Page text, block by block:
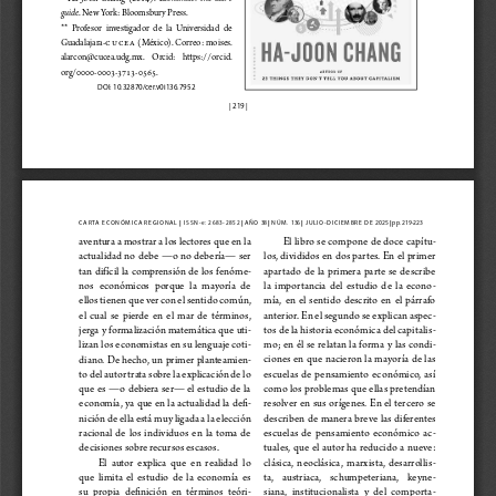
| 219 |
guide. New York: Bloomsbury Press.
**  Profesor  investigador  de  la  Universidad  de
Guadalajara-CUCEA (México). Correo: moises.
alarcon@cucea.udg.mx.    Orcid:    https://orcid.
org/0000-0003-3713-0565.
DOI: 10.32870/cer.v0i136.7952
CARTA ECONÓMICA REGIONAL | ISSN - e: 2683-2852 | A Ñ O   38 | N Ú M .   136 | JULIO-DICIEMBRE DE 2025 | pp. 219-223
aventura a mostrar a los lectores que en la
actualidad no debe —o no debería— ser
tan difícil la comprensión de los fenóme-
nos  económicos  porque  la  mayoría  de
ellos tienen que ver con el sentido común,
el  cual  se  pierde  en  el  mar  de  términos,
jerga y formalización matemática que uti-
lizan los economistas en su lenguaje coti-
diano. De hecho, un primer planteamien-
to del autor trata sobre la explicación de lo
que  es  —o  debiera  ser—  el  estudio  de  la
economía, ya que en la actualidad la defi-
nición de ella está muy ligada a la elección
racional  de  los  individuos  en  la  toma  de
decisiones sobre recursos escasos.
El  autor  explica  que  en  realidad  lo
que  limita  el  estudio  de  la  economía  es
su  propia  definición  en  términos  teóri-
El libro se compone de doce capítu-
los, divididos en dos partes. En el primer
apartado  de  la  primera  parte  se  describe
la  importancia  del  estudio  de  la  econo-
mía,  en  el  sentido  descrito  en  el  párrafo
anterior. En el segundo se explican aspec-
tos de la historia económica del capitalis-
mo; en él se relatan la forma y las condi-
ciones  en  que  nacieron  la  mayoría  de  las
escuelas  de  pensamiento  económico,  así
como los problemas que ellas pretendían
resolver  en  sus  orígenes.  En  el  tercero  se
describen de manera breve las diferentes
escuelas  de  pensamiento  económico  ac-
tuales, que el autor ha reducido a nueve:
clásica,  neoclásica,  marxista,  desarrollis-
ta,    austriaca,    schumpeteriana,    keyne-
siana,  institucionalista  y  del  comporta-